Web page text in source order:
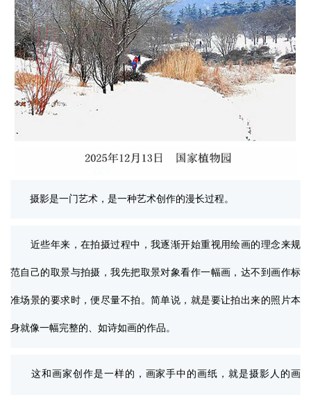
摄影是一门艺术，是一种艺术创作的漫长过程。
近些年来，在拍摄过程中，我逐渐开始重视用绘画的理念来规
范自己的取景与拍摄，我先把取景对象看作一幅画，达不到画作标
准场景的要求时，便尽量不拍。简单说，就是要让拍出来的照片本
身就像一幅完整的、如诗如画的作品。
这和画家创作是一样的，画家手中的画纸，就是摄影人的画